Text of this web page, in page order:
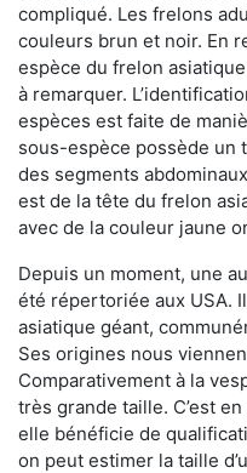
compliqué. Les frelons
couleurs brun et noir. En
espèce du frelon
à remarquer.
espèces est faite de
sous-espèce possède un
des segments
est de la tête du frelon
avec de la couleur jaune
Depuis un moment, une
été répertoriée aux USA.
asiatique géant,
Ses origines nous
Comparativement à la
très grande taille. C’est
elle bénéficie de
on peut estimer la taille